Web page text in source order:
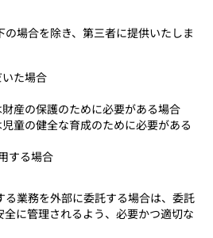
場合を除き、第三者に提供いたしま
た場合
産の保護のために必要がある場合
童の健全な育成のために必要がある
する場合
業務を外部に委託する場合は、委託
に管理されるよう、必要かつ適切な